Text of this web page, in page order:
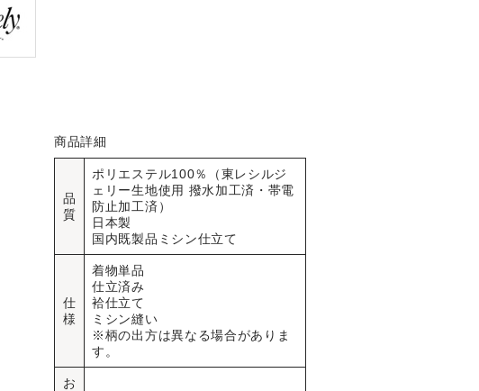
商品詳細
品
質
ポリエステル100％（東レシルジ
ェリー生地使用 撥水加工済・帯電
防止加工済）
日本製
国内既製品ミシン仕立て
仕
様
着物単品
仕立済み
袷仕立て
ミシン縫い
※柄の出方は異なる場合がありま
す。
お